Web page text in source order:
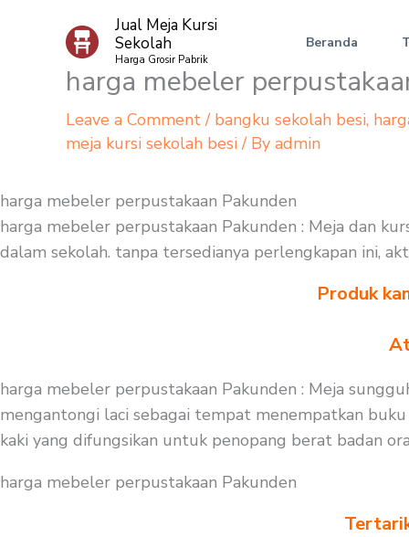
Jual Meja Kursi
Sekolah
Harga Grosir Pabrik
Beranda
harga mebeler
Leave a Comment / bangku sekolah besi,
meja kursi sekolah besi/ By admin
harga mebeler perpustakaan Pakunden
harga mebeler perpustakaan Pakunden : Meja dan
dalam sekolah. tanpa tersedianya perlengkapan ini,
Produk
harga mebeler perpustakaan Pakunden : Meja
mengantongi laci sebagai tempat menempatkan
kaki yang difungsikan untuk penopang berat badan
harga mebeler perpustakaan Pakunden